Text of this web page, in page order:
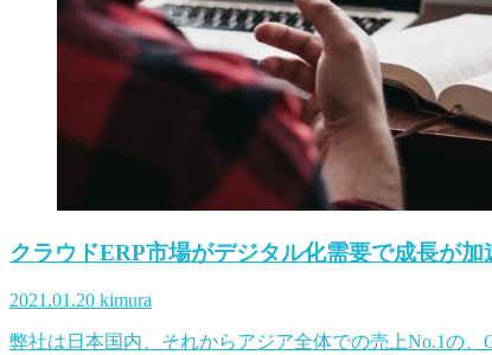
クラウドERP市場がデジタル化需要で成長が
2021.01.20 kimura
弊社は日本国内、それからアジア全体での売上No.1の